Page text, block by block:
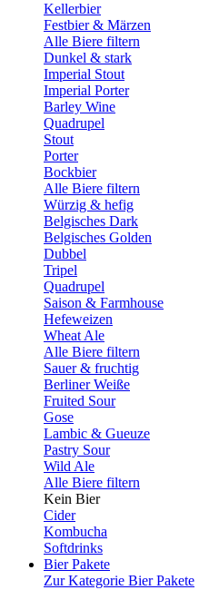
Kellerbier
Festbier & Märzen
Alle Biere filtern
Dunkel & stark
Imperial Stout
Imperial Porter
Barley Wine
Quadrupel
Stout
Porter
Bockbier
Alle Biere filtern
Würzig & hefig
Belgisches Dark
Belgisches Golden
Dubbel
Tripel
Quadrupel
Saison & Farmhouse
Hefeweizen
Wheat Ale
Alle Biere filtern
Sauer & fruchtig
Berliner Weiße
Fruited Sour
Gose
Lambic & Gueuze
Pastry Sour
Wild Ale
Alle Biere filtern
Kein Bier
Cider
Kombucha
Softdrinks
Bier Pakete
Zur Kategorie Bier Pakete